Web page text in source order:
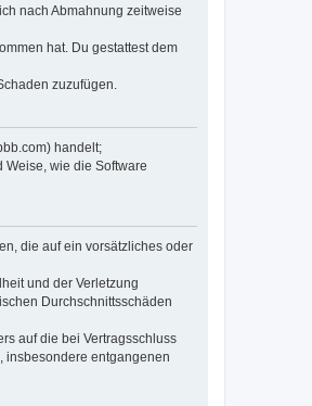
nach Abmahnung zeitweise
hat. Du gestattest dem
zuzufügen.
handelt;
wie die Software
die auf ein vorsätzliches oder
und der Verletzung
Durchschnittsschäden
auf die bei Vertragsschluss
insbesondere entgangenen